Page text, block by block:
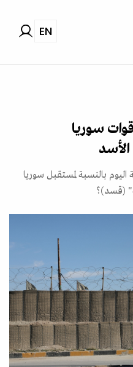
EN
سوريا
اليوم بالنسبة لمستقبل سوريا
(قسد)؟